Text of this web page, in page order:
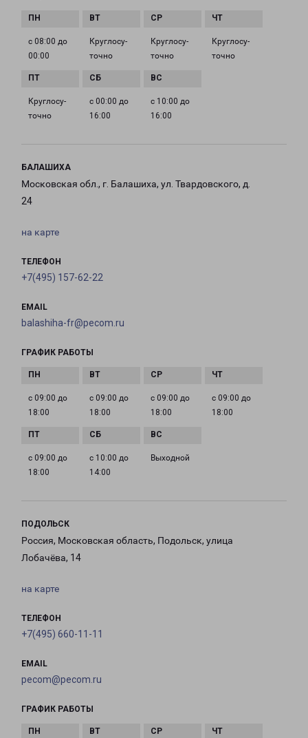
с 08:00 до
00:00
Круглосу­
точно
Круглосу­
точно
Круглосу­
точно
Круглосу­
точно
с 00:00 до
16:00
с 10:00 до
16:00
БАЛАШИХА
Московская обл., г. Балашиха, ул. Твардовского, д.
24
на карте
ТЕЛЕФОН
+7(495) 157-62-22
EMAIL
balashiha-fr@pecom.ru
ГРАФИК РАБОТЫ
с 09:00 до
18:00
с 09:00 до
18:00
с 09:00 до
18:00
с 09:00 до
18:00
с 09:00 до
18:00
с 10:00 до
14:00
Выходной
ПОДОЛЬСК
Россия, Московская область, Подольск, улица
Лобачёва, 14
на карте
ТЕЛЕФОН
+7(495) 660-11-11
EMAIL
pecom@pecom.ru
ГРАФИК РАБОТЫ